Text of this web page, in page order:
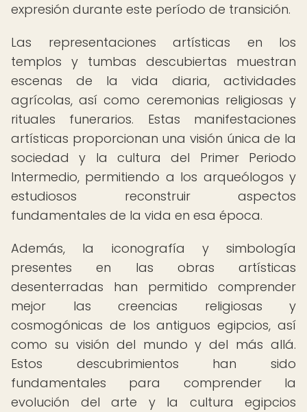
expresión durante este período de transición.
Las representaciones artísticas en los
templos y tumbas descubiertas muestran
escenas de la vida diaria, actividades
agrícolas, así como ceremonias religiosas y
rituales funerarios. Estas manifestaciones
artísticas proporcionan una visión única de la
sociedad y la cultura del Primer Periodo
Intermedio, permitiendo a los arqueólogos y
estudiosos reconstruir aspectos
fundamentales de la vida en esa época.
Además, la iconografía y simbología
presentes en las obras artísticas
desenterradas han permitido comprender
mejor las creencias religiosas y
cosmogónicas de los antiguos egipcios, así
como su visión del mundo y del más allá.
Estos descubrimientos han sido
fundamentales para comprender la
evolución del arte y la cultura egipcios